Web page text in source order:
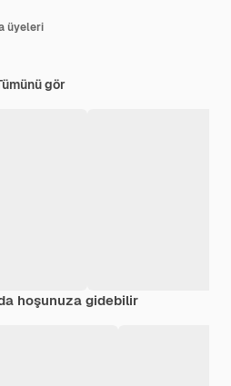
üyeleri
gör
hoşunuza gidebilir